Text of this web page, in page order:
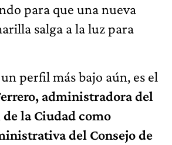
para que una nueva
salga a la luz para
perfil más bajo aún, es el
administradora del
la Ciudad como
del Consejo de